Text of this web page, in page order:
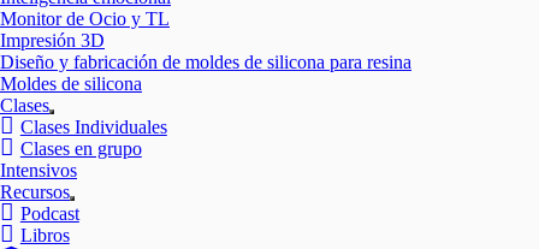
el
submenú
Monitor de Ocio y TL
Impresión 3D
Diseño y fabricación de moldes de silicona para resina
Moldes de silicona
Clases
Mostrar
el
submenú
Clases Individuales
Clases en grupo
Intensivos
Recursos
Mostrar
el
Podcast
Libros